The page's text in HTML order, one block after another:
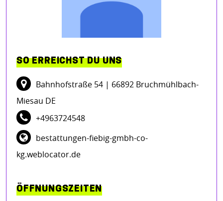
SO ERREICHST DU UNS
Bahnhofstraße 54 | 66892 Bruchmühlbach-
Miesau DE
+4963724548
bestattungen-fiebig-gmbh-co-
kg.weblocator.de
ÖFFNUNGSZEITEN